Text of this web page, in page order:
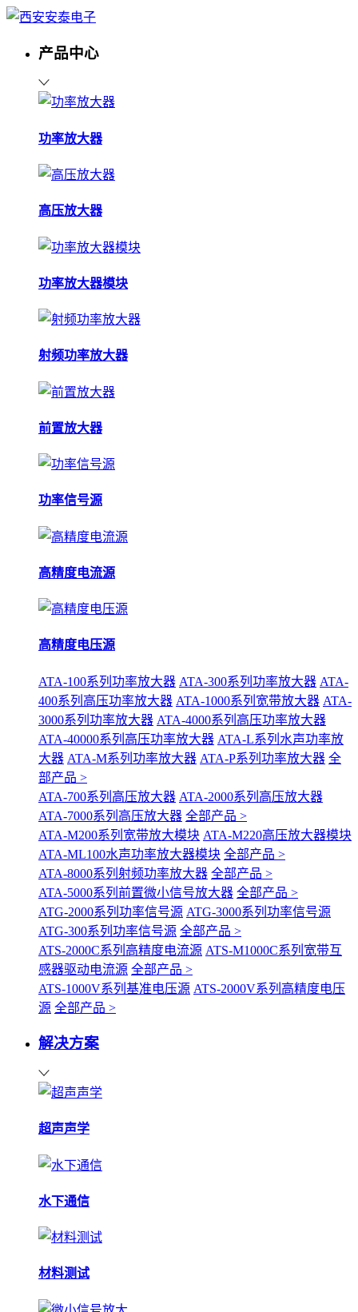
产品中心
功率放大器
高压放大器
功率放大器模块
射频功率放大器
前置放大器
功率信号源
高精度电流源
高精度电压源
ATA-100系列功率放大器 ATA-300系列功率放大器 ATA-
400系列高压功率放大器 ATA-1000系列宽带放大器 ATA-
3000系列功率放大器 ATA-4000系列高压功率放大器
ATA-40000系列高压功率放大器 ATA-L系列水声功率放
大器 ATA-M系列功率放大器 ATA-P系列功率放大器 全
部产品 >
ATA-700系列高压放大器 ATA-2000系列高压放大器
ATA-7000系列高压放大器 全部产品 >
ATA-M200系列宽带放大模块 ATA-M220高压放大器模块
ATA-ML100水声功率放大器模块 全部产品 >
ATA-8000系列射频功率放大器 全部产品 >
ATA-5000系列前置微小信号放大器 全部产品 >
ATG-2000系列功率信号源 ATG-3000系列功率信号源
ATG-300系列功率信号源 全部产品 >
ATS-2000C系列高精度电流源 ATS-M1000C系列宽带互
感器驱动电流源 全部产品 >
ATS-1000V系列基准电压源 ATS-2000V系列高精度电压
源 全部产品 >
解决方案
超声声学
水下通信
材料测试